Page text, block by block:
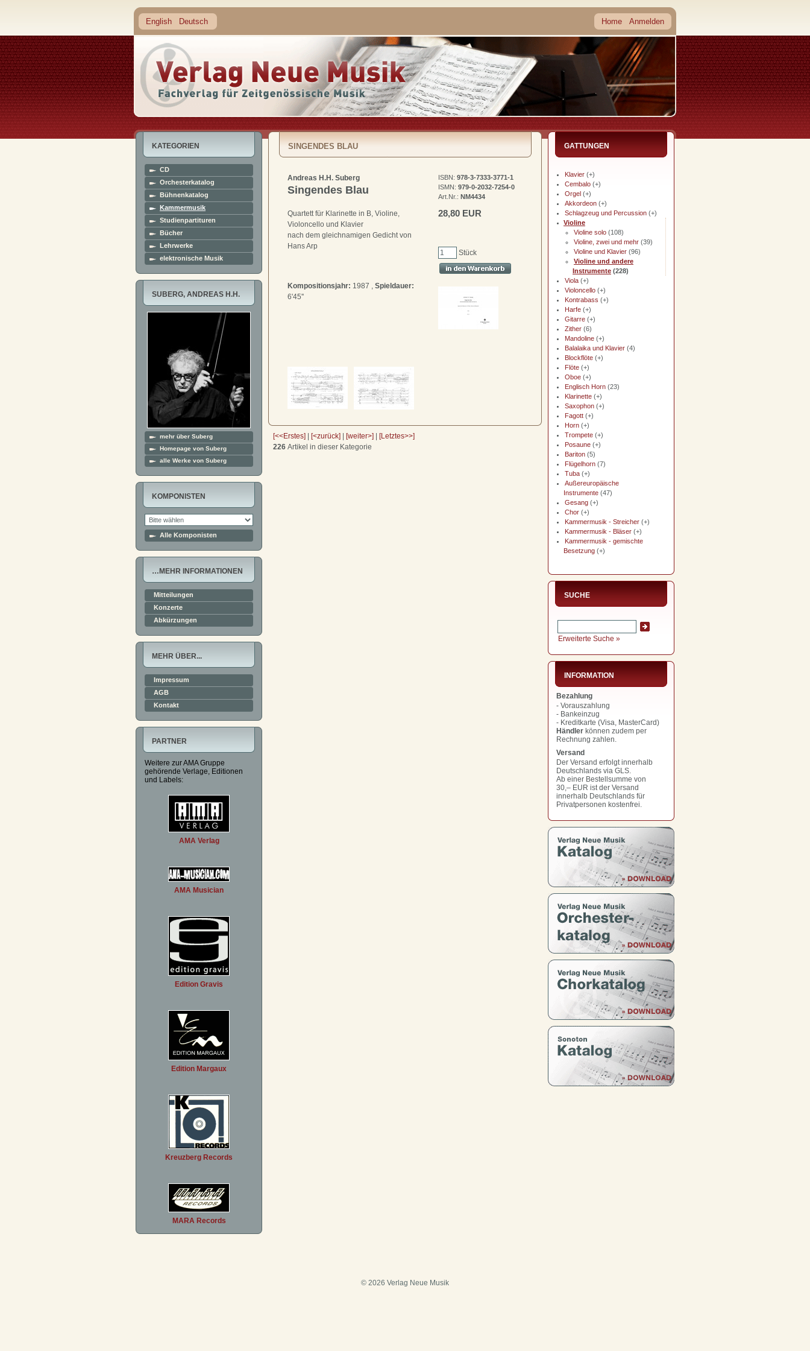
English Deutsch Home Anmelden
KATEGORIEN
CD
Orchesterkatalog
Bühnenkatalog
Kammermusik
Studienpartituren
Bücher
Lehrwerke
elektronische Musik
SUBERG, ANDREAS H.H.
mehr über Suberg
Homepage von Suberg
alle Werke von Suberg
KOMPONISTEN
Alle Komponisten
…MEHR INFORMATIONEN
Mitteilungen
Konzerte
Abkürzungen
MEHR ÜBER...
Impressum
AGB
Kontakt
PARTNER
Weitere zur AMA Gruppe
gehörende Verlage, Editionen
und Labels:
AMA Verlag
AMA Musician
Edition Gravis
Edition Margaux
Kreuzberg Records
MARA Records
GATTUNGEN
Klavier (+)
Cembalo (+)
Orgel (+)
Akkordeon (+)
Schlagzeug und Percussion (+)
Violine
Violine solo (108)
Violine, zwei und mehr (39)
Violine und Klavier (96)
Violine und andere
Instrumente (228)
Viola (+)
Violoncello (+)
Kontrabass (+)
Harfe (+)
Gitarre (+)
Zither (6)
Mandoline (+)
Balalaika und Klavier (4)
Blockflöte (+)
Flöte (+)
Oboe (+)
Englisch Horn (23)
Klarinette (+)
Saxophon (+)
Fagott (+)
Horn (+)
Trompete (+)
Posaune (+)
Bariton (5)
Flügelhorn (7)
Tuba (+)
Außereuropäische
Instrumente (47)
Gesang (+)
Chor (+)
Kammermusik - Streicher (+)
Kammermusik - Bläser (+)
Kammermusik - gemischte
Besetzung (+)
SUCHE
Erweiterte Suche »
INFORMATION
Bezahlung
- Vorauszahlung
- Bankeinzug
- Kreditkarte (Visa, MasterCard)
Händler können zudem per
Rechnung zahlen.
Versand
Der Versand erfolgt innerhalb
Deutschlands via GLS.
Ab einer Bestellsumme von
30,– EUR ist der Versand
innerhalb Deutschlands für
Privatpersonen kostenfrei.
SINGENDES BLAU
Andreas H.H. Suberg
Singendes Blau
Quartett für Klarinette in B, Violine,
Violoncello und Klavier
nach dem gleichnamigen Gedicht von
Hans Arp
ISBN: 978-3-7333-3771-1
ISMN: 979-0-2032-7254-0
Art.Nr.: NM4434
28,80 EUR
Stück
Kompositionsjahr: 1987 , Spieldauer:
6'45''
[<<Erstes] | [<zurück] | [weiter>] | [Letztes>>]
226 Artikel in dieser Kategorie
© 2026 Verlag Neue Musik